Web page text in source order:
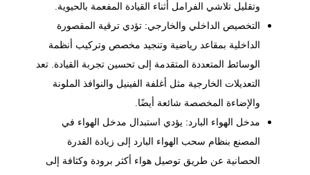
وتقليل تلاشي الفرامل أثناء القيادة المفعمة بالحيوية.
التخصيص الداخلي والخارجي: تؤدي ترقية المقصورة
الداخلية بمقاعد رياضية وتنجيد مخصص وتركيب أنظمة
الوسائط المتعددة المتقدمة إلى تحسين تجربة القيادة. تعد
التعديلات الخارجية مثل أغلفة الفينيل والنوافذ الملونة
والإضاءة المخصصة شائعة أيضًا.
مدخل الهواء البارد: يؤدي استبدال مدخل الهواء في
المصنع بنظام سحب الهواء البارد إلى زيادة القدرة
الحصانية عن طريق توصيل هواء أكثر برودة وكثافة إلى